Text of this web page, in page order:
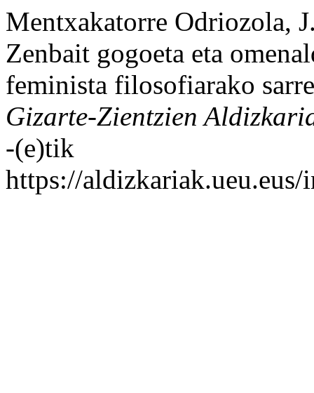
Mentxakatorre Odriozola,
Zenbait gogoeta eta
feminista filosofiarako
Gizarte-Zientzien
-(e)tik
https://